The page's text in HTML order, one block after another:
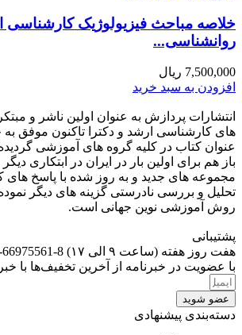
خلاصه مباحث فیزیولوژیک کارشناسی
روانشناسی...
7,500,000 ریال
افزودن به سبد خرید
عنوان کتاب در کلیه گروه های آموزشی
باز هم برای اولین بار در ایران در ابتکاری
مجموعه های جدید و به روز شده با پاسخ
تحلیل و بررسی نادرستی گزینه های دیگر
روش آموزشی نوین جهانی است.
پشتیبانی
هفت روز هفته (ساعت ۹ الی ۱۷) 8-66975561-021
با عضویت در خبرنامه از آخرین تخفیف‌ها با
عضو شوید
دسته‌بندی پیشنهادی